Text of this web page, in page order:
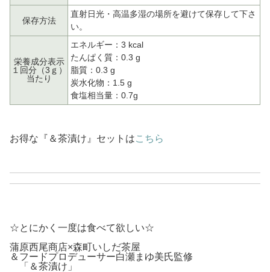
保存方法
直射日光・高温多湿の場所を避けて保存して下さ
い。
栄養成分表示
１回分（3ｇ）
当たり
エネルギー：3 kcal
たんぱく質：0.3 g
脂質：0.3 g
炭水化物：1.5 g
食塩相当量：0.7g
お得な『＆茶漬け』セットはこちら
☆とにかく一度は食べて欲しい☆
蒲原西尾商店×森町いしだ茶屋
＆フードプロデューサー白瀬まゆ美氏監修
「＆茶漬け」